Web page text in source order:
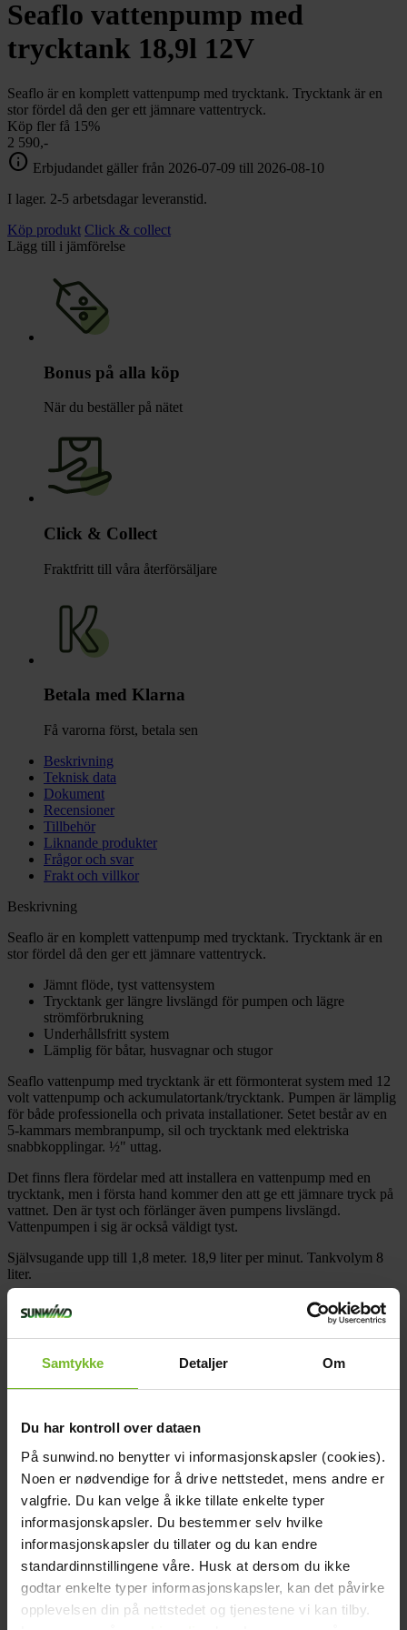
Samtykke Detaljer Om
Du har kontroll over dataen
På sunwind.no benytter vi informasjonskapsler (cookies).
Noen er nødvendige for å drive nettstedet, mens andre er
valgfrie. Du kan velge å ikke tillate enkelte typer
informasjonskapsler. Du bestemmer selv hvilke
informasjonskapsler du tillater og du kan endre
standardinnstillingene våre. Husk at dersom du ikke
godtar enkelte typer informasjonskapsler, kan det påvirke
opplevelsen din på nettstedet og tjenestene vi kan tilby.
Toalett
Grill & Fritid chevron_right
Lacanche
Seaflo vattenpump med
trycktank 18,9l 12V
Seaflo är en komplett vattenpump med trycktank. Trycktank är en
stor fördel då den ger ett jämnare vattentryck.
Köp fler få 15%
2 590,-
info Erbjudandet gäller från 2026-07-09 till 2026-08-10
I lager. 2-5 arbetsdagar leveranstid.
Köp produkt Click & collect
Lägg till i jämförelse
Bonus på alla köp
När du beställer på nätet
Click & Collect
Fraktfritt till våra återförsäljare
Betala med Klarna
Få varorna först, betala sen
Beskrivning
Teknisk data
Dokument
Recensioner
Tillbehör
Liknande produkter
Frågor och svar
Frakt och villkor
Beskrivning
Seaflo är en komplett vattenpump med trycktank. Trycktank är en
stor fördel då den ger ett jämnare vattentryck.
Jämnt flöde, tyst vattensystem
Trycktank ger längre livslängd för pumpen och lägre
strömförbrukning
Underhållsfritt system
Lämplig för båtar, husvagnar och stugor
Seaflo vattenpump med trycktank är ett förmonterat system med 12
volt vattenpump och ackumulatortank/trycktank. Pumpen är lämplig
för både professionella och privata installationer. Setet består av en
5-kammars membranpump, sil och trycktank med elektriska
snabbkopplingar. ½" uttag.
Det finns flera fördelar med att installera en vattenpump med en
trycktank, men i första hand kommer den att ge ett jämnare tryck på
vattnet. Den är tyst och förlänger även pumpens livslängd.
Vattenpumpen i sig är också väldigt tyst.
Självsugande upp till 1,8 meter. 18,9 liter per minut. Tankvolym 8
liter.
Teknisk data
Bredd (cm):
Höjd (cm):35,4
Vikt (kg):5,4
Strömförbrukning:8A
Pumptyp:
Membran
Vattentryck:4,2 bar
Sughöjd:Självsugande 1,8 m
Anslutning:1/2"
Varumärke: Sunwind
Paketets dimensioner
Bredd (cm):
Höjd (cm):41
Längd (cm):42,2
Vikt (kg): 6,6
Dokument
picture_as_pdf